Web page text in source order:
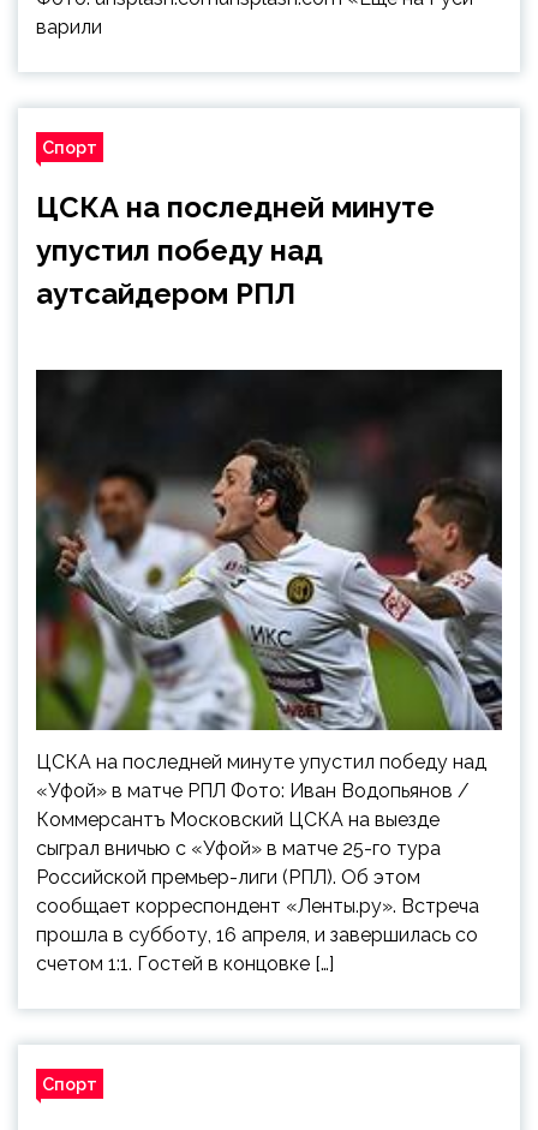
варили
Спорт
ЦСКА на последней минуте
упустил победу над
аутсайдером РПЛ
ЦСКА на последней минуте упустил победу над
«Уфой» в матче РПЛ Фото: Иван Водопьянов /
Коммерсантъ Московский ЦСКА на выезде
сыграл вничью с «Уфой» в матче 25-го тура
Российской премьер-лиги (РПЛ). Об этом
сообщает корреспондент «Ленты.ру». Встреча
прошла в субботу, 16 апреля, и завершилась со
счетом 1:1. Гостей в концовке […]
Спорт